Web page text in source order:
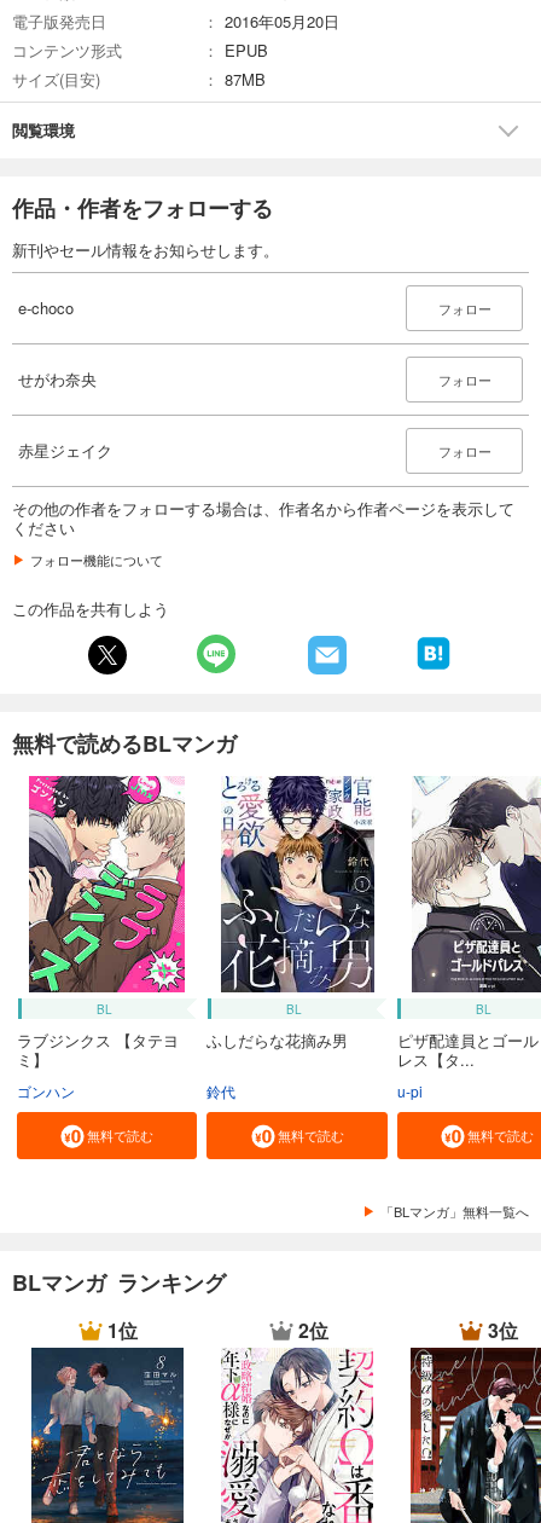
電子版発売日
2016年05月20日
コンテンツ形式
EPUB
サイズ(目安)
87MB
閲覧環境
作品・作者をフォローする
新刊やセール情報をお知らせします。
e-choco フォロー
せがわ奈央 フォロー
赤星ジェイク フォロー
その他の作者をフォローする場合は、作者名から作者ページを表示して
ください
フォロー機能について
この作品を共有しよう
無料で読めるBLマンガ
BL
ラブジンクス 【タテヨ
ミ】
ゴンハン
無料で読む
BL
ふしだらな花摘み男
鈴代
無料で読む
BL
ピザ配達員とゴー
レス【タ...
u-pi
無料で読む
「BLマンガ」無料一覧へ
BLマンガ ランキング
1位 2位 3位